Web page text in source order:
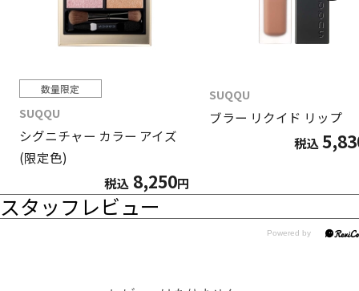
数量限定
SUQQU
シグニチャー カラー アイズ
(限定色)
税込 8,250円
SUQQU
ブラー リクイド リップ
税込
スタッフレビュー